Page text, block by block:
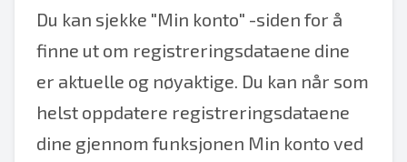
Du kan sjekke "Min konto" -siden for å
finne ut om registreringsdataene dine
er aktuelle og nøyaktige. Du kan når som
helst oppdatere registreringsdataene
dine gjennom funksjonen Min konto ved